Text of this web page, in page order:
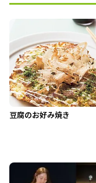
豆腐のお好み焼き